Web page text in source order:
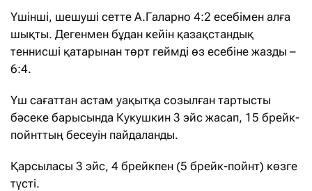
Үшінші, шешуші сетте А.Галарно 4:2 есебімен алға
шықты. Дегенмен бұдан кейін қазақстандық
теннисші қатарынан төрт геймді өз есебіне жазды –
6:4.
Үш сағаттан астам уақытқа созылған тартысты
бәсеке барысында Кукушкин 3 эйс жасап, 15 брейк-
пойнттың бесеуін пайдаланды.
Қарсыласы 3 эйс, 4 брейкпен (5 брейк-пойнт) көзге
түсті.